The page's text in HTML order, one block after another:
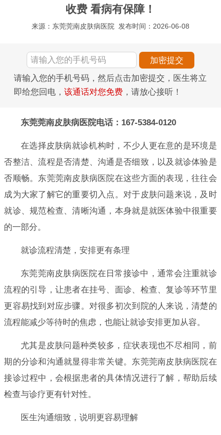
收费 看病有保障！
来源：东莞莞南皮肤病医院 发布时间：2026-06-08
请输入您的手机号码，然后点击加密提交，医生将立
即给您回电， 该通话对您免费 ，请放心接听！
东莞莞南皮肤病医院电话：167-5384-0120
在选择皮肤病就诊机构时，不少人更在意的是环境是
否整洁、流程是否清楚、沟通是否细致，以及就诊体验是
否顺畅。东莞莞南皮肤病医院在这些方面的表现，往往会
成为大家了解它的重要切入点。对于皮肤问题来说，及时
就诊、规范检查、清晰沟通，本身就是就医体验中很重要
的一部分。
就诊流程清楚，安排更有条理
东莞莞南皮肤病医院在日常接诊中，通常会注重就诊
流程的引导，让患者在挂号、面诊、检查、复诊等环节里
更容易找到对应步骤。对很多初次到院的人来说，清楚的
流程能减少等待时的焦虑，也能让就诊安排更加从容。
尤其是皮肤问题种类较多，症状表现也不尽相同，前
期的分诊和沟通就显得非常关键。东莞莞南皮肤病医院在
接诊过程中，会根据患者的具体情况进行了解，帮助后续
检查与诊疗更有针对性。
医生沟通细致，说明更容易理解